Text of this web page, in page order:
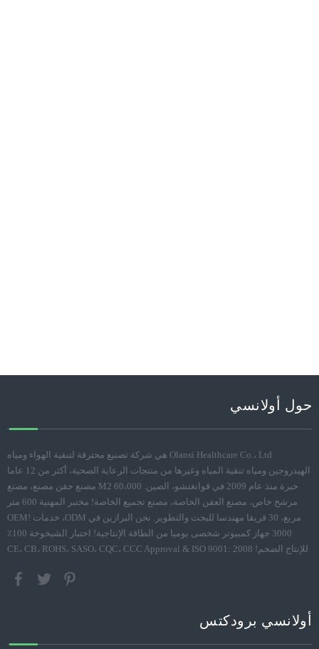
حول أولانسي
Olansi Healthcare Co.، Ltd هي شركة تصنيع محترفة لتنقية الهواء ومياه
الهيدروجين ومياه تنقية المياه وغيرها من منتجات الرعاية الصحية، أكثر من 12 عاما
خبرة منذ عام 2009 في قوانغتشو، الصين. 60،000 M2 مصنع حقن مصنع، مصنع
مرشح خاص، مصنع العفن الخاصة، مصنع تجميع الخاصة! مختبر المهنية 600 متر
مربع، 30 فريقا مهندسا للبحث والتطوير. نحن البرازين في ODM، خدمات OEM!
3000 جهاز كمبيوتر شخصى يوميا من الطاقة الإنتاجية! اختبار الشيخوخة 100٪
للإنتاج الضخم! CE، CB، ROHS، SASO، CQC، CCC Approval & ISO 9001: 2008
أولانسي برودكتس